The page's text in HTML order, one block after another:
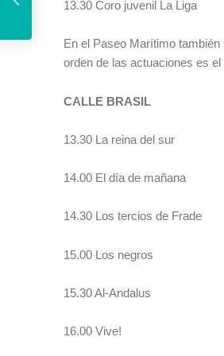
13.30 Coro juvenil La Liga
En el Paseo Marítimo
orden de las actuaciones es el
CALLE BRASIL
13.30 La reina del sur
14.00 El día de mañana
14.30 Los tercios de Frade
15.00 Los negros
15.30 Al-Andalus
16.00 Vive!